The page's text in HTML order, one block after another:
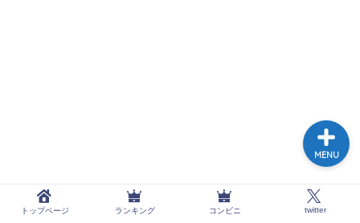
トップページ ランキング コンビニ twitter
MENU